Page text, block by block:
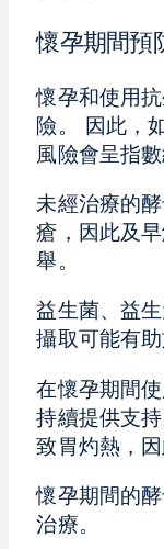
懷孕期間預
懷孕和使用
險。 因此，
風險會呈指數
未經治療的
瘡，因此及
舉。
益生菌、益
攝取可能有助
在懷孕期間
持續提供支
致胃灼熱，
懷孕期間的
治療。